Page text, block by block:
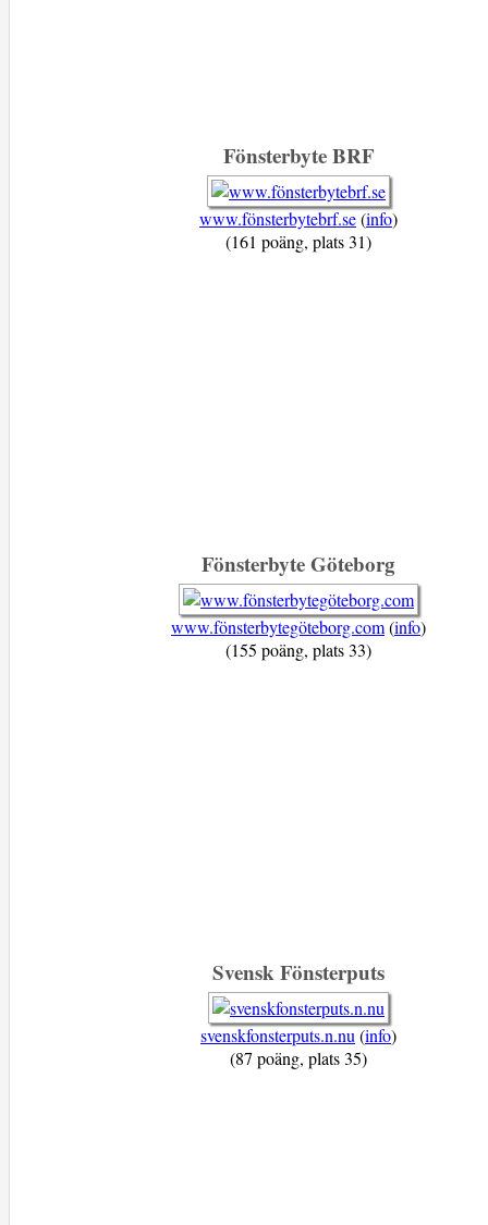
Fönsterbyte BRF
www.fönsterbytebrf.se(info)
(161 poäng, plats 31)
Fönsterbyte Göteborg
www.fönsterbytegöteborg.com(info)
(155 poäng, plats 33)
Svensk Fönsterputs
svenskfonsterputs.n.nu (info)
(87 poäng, plats 35)